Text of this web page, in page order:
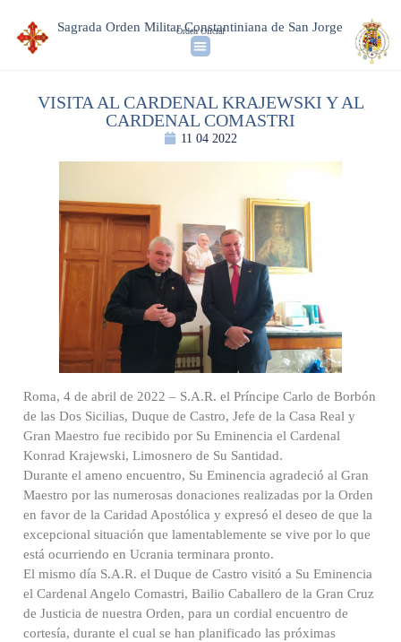
Sagrada Orden Militar Constantiniana de San Jorge
Orden Oficial
VISITA AL CARDENAL KRAJEWSKI Y AL
CARDENAL COMASTRI
11 04 2022
Roma, 4 de abril de 2022 – S.A.R. el Príncipe Carlo de Borbón
de las Dos Sicilias, Duque de Castro, Jefe de la Casa Real y
Gran Maestro fue recibido por Su Eminencia el Cardenal
Konrad Krajewski, Limosnero de Su Santidad.
Durante el ameno encuentro, Su Eminencia agradeció al Gran
Maestro por las numerosas donaciones realizadas por la Orden
en favor de la Caridad Apostólica y expresó el deseo de que la
excepcional situación que lamentablemente se vive por lo que
está ocurriendo en Ucrania terminara pronto.
El mismo día S.A.R. el Duque de Castro visitó a Su Eminencia
el Cardenal Angelo Comastri, Bailio Caballero de la Gran Cruz
de Justicia de nuestra Orden, para un cordial encuentro de
cortesía, durante el cual se han planificado las próximas